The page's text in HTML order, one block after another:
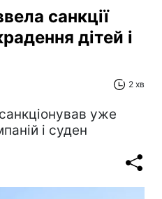
санкції
дітей і
2 хв
уже
і суден